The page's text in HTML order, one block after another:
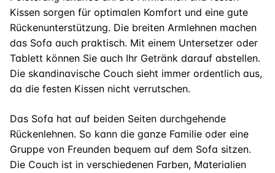
Kissen sorgen für optimalen Komfort und eine gute
Rückenunterstützung. Die breiten Armlehnen machen
das Sofa auch praktisch. Mit einem Untersetzer oder
Tablett können Sie auch Ihr Getränk darauf abstellen.
Die skandinavische Couch sieht immer ordentlich aus,
da die festen Kissen nicht verrutschen.
Das Sofa hat auf beiden Seiten durchgehende
Rückenlehnen. So kann die ganze Familie oder eine
Gruppe von Freunden bequem auf dem Sofa sitzen.
Die Couch ist in verschiedenen Farben, Materialien